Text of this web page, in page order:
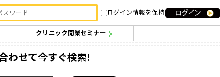
ログイン情報を保持
クリニック開業セミナー
わせて今すぐ検索!